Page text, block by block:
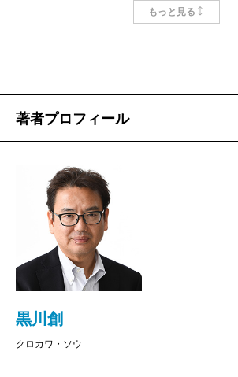
を発端に、動乱の近代史が、いまそこ
――。
サンクトペテルブルクという街
四方田 ちょっと長くなりますが、感
していいですか。
黒川はい、お願いします。
もっと見る
著者プロフィール
黒川創
クロカワ・ソウ